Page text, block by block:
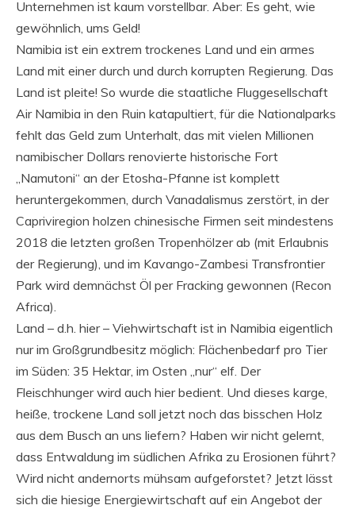
Unternehmen ist kaum vorstellbar. Aber: Es geht, wie
gewöhnlich, ums Geld!
Namibia ist ein extrem trockenes Land und ein armes
Land mit einer durch und durch korrupten Regierung. Das
Land ist pleite! So wurde die staatliche Fluggesellschaft
Air Namibia in den Ruin katapultiert, für die Nationalparks
fehlt das Geld zum Unterhalt, das mit vielen Millionen
namibischer Dollars renovierte historische Fort
„Namutoni“ an der Etosha-Pfanne ist komplett
heruntergekommen, durch Vanadalismus zerstört, in der
Capriviregion holzen chinesische Firmen seit mindestens
2018 die letzten großen Tropenhölzer ab (mit Erlaubnis
der Regierung), und im Kavango-Zambesi Transfrontier
Park wird demnächst Öl per Fracking gewonnen (Recon
Africa).
Land – d.h. hier – Viehwirtschaft ist in Namibia eigentlich
nur im Großgrundbesitz möglich: Flächenbedarf pro Tier
im Süden: 35 Hektar, im Osten „nur“ elf. Der
Fleischhunger wird auch hier bedient. Und dieses karge,
heiße, trockene Land soll jetzt noch das bisschen Holz
aus dem Busch an uns liefern? Haben wir nicht gelernt,
dass Entwaldung im südlichen Afrika zu Erosionen führt?
Wird nicht andernorts mühsam aufgeforstet? Jetzt lässt
sich die hiesige Energiewirtschaft auf ein Angebot der